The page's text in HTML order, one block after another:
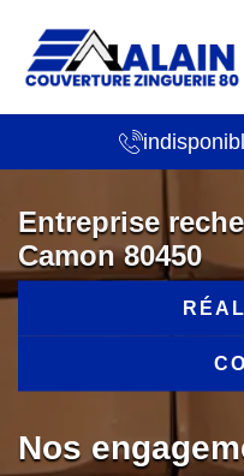
Entreprise
Camon 80450
Nos